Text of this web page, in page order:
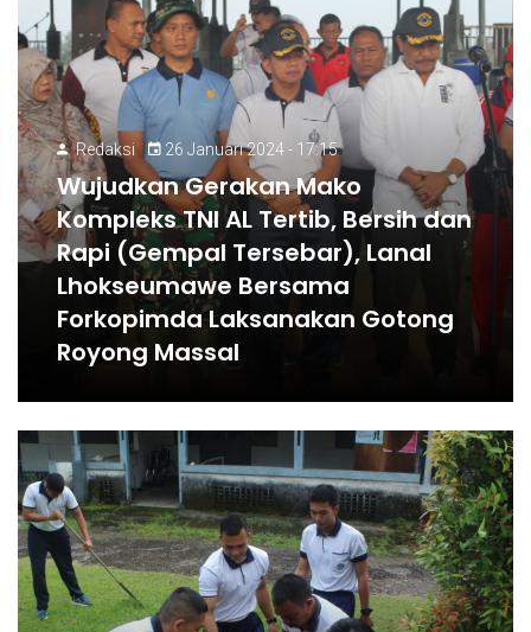
Redaksi 26 Januari 2024 - 17:15
Wujudkan Gerakan Mako
Kompleks TNI AL Tertib, Bersih dan
Rapi (Gempal Tersebar), Lanal
Lhokseumawe Bersama
Forkopimda Laksanakan Gotong
Royong Massal